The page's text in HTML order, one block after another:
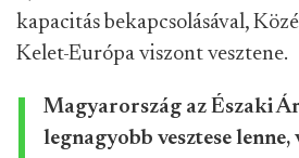
kapacitás bekapcsolásával,
Kelet-Európa viszont vesztene.
Magyarország az Északi
legnagyobb vesztese